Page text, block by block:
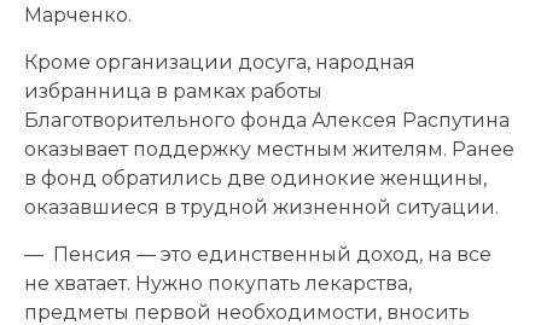
Марченко.
Кроме организации досуга, народная
избранница в рамках работы
Благотворительного фонда Алексея Распутина
оказывает поддержку местным жителям. Ранее
в фонд обратились две одинокие женщины,
оказавшиеся в трудной жизненной ситуации.
— Пенсия — это единственный доход, на все
не хватает. Нужно покупать лекарства,
предметы первой необходимости, вносить